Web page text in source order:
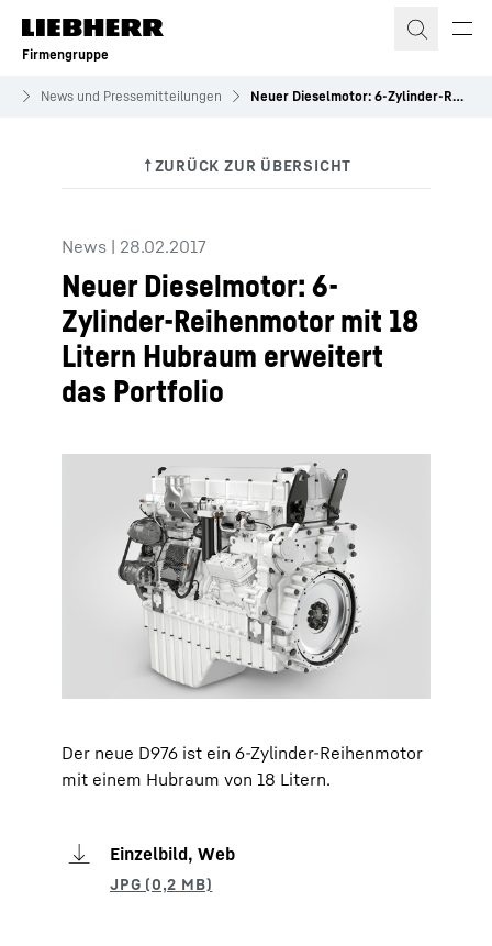
Zum Inhalt springen
Firmengruppe
News und Pressemitteilungen Neuer Dieselmotor: 6-Zylinder-Reihenmotor mit 18 Litern Hubraum erweitert das Portfolio
News | 28.02.2017
Neuer Dieselmotor: 6-
Zylinder-Reihenmotor mit 18
Litern Hubraum erweitert
das Portfolio
Der neue D976 ist ein 6-Zylinder-Reihenmotor
mit einem Hubraum von 18 Litern.
Einzelbild, Web